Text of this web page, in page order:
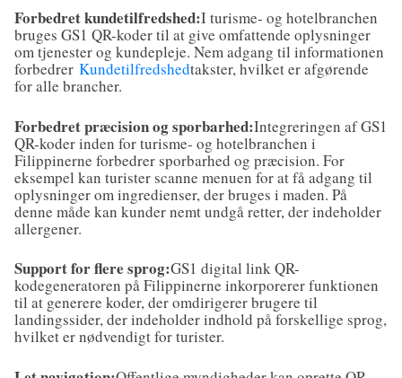
Forbedret kundetilfredshed:I turisme- og hotelbranchen
bruges GS1 QR-koder til at give omfattende oplysninger
om tjenester og kundepleje. Nem adgang til informationen
forbedrer Kundetilfredshedtakster, hvilket er afgørende
for alle brancher.
Forbedret præcision og sporbarhed:Integreringen af GS1
QR-koder inden for turisme- og hotelbranchen i
Filippinerne forbedrer sporbarhed og præcision. For
eksempel kan turister scanne menuen for at få adgang til
oplysninger om ingredienser, der bruges i maden. På
denne måde kan kunder nemt undgå retter, der indeholder
allergener.
Support for flere sprog:GS1 digital link QR-
kodegeneratoren på Filippinerne inkorporerer funktionen
til at generere koder, der omdirigerer brugere til
landingssider, der indeholder indhold på forskellige sprog,
hvilket er nødvendigt for turister.